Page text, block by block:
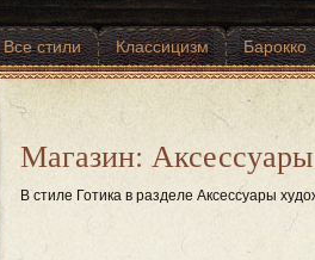
Все стили Классицизм Барокко
Магазин:
В стиле Готика в разделе Аксессуары